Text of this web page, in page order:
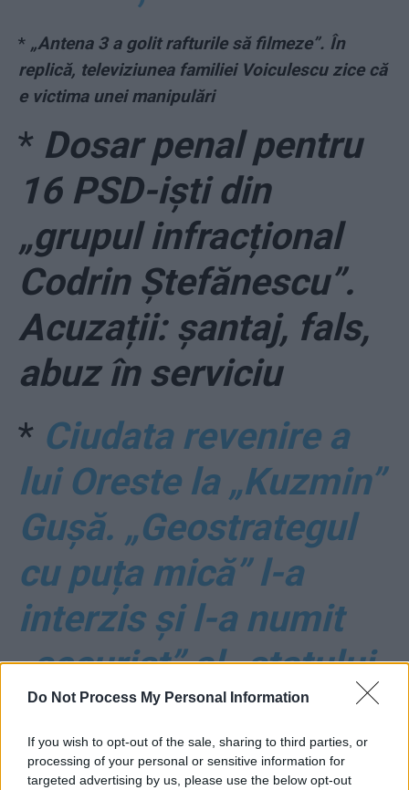
Do Not Process My Personal Information
If you wish to opt-out of the sale, sharing to third parties, or
processing of your personal or sensitive information for
targeted advertising by us, please use the below opt-out
* „Antena 3 a golit rafturile să filmeze”. În
replică, televiziunea familiei Voiculescu zice că
e victima unei manipulări
* Dosar penal pentru
16 PSD-iști din
„grupul infracțional
Codrin Ștefănescu”.
Acuzații: șantaj, fals,
abuz în serviciu
* Ciudata revenire a
lui Oreste la „Kuzmin”
Gușă. „Geostrategul
cu puța mică” l-a
interzis și l-a numit
„securist” al „statului
paralel”. Prăbușirea
audienței l-a speriat